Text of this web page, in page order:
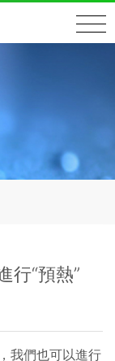
行“預熱”
我們也可以進行